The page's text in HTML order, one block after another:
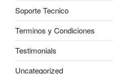
Soporte Tecnico
Terminos y Condiciones
Testimonials
Uncategorized